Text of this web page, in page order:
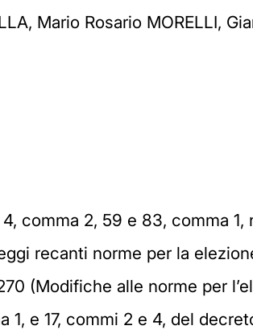
Mario Rosario MORELLI,
comma 2, 59 e 83, comma 1,
recanti norme per la
(Modifiche alle norme per
1, e 17, commi 2 e 4, del